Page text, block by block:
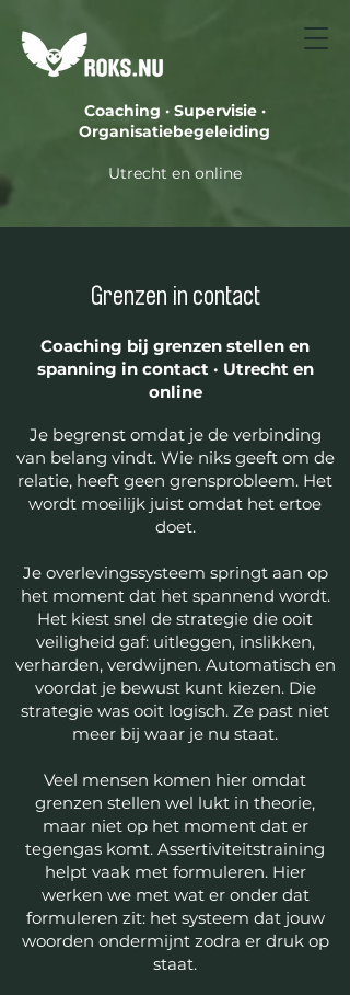
Coaching · Supervisie ·
Organisatiebegeleiding
Utrecht en online
Grenzen in contact
Coaching bij grenzen stellen en
spanning in contact · Utrecht en
online
Je begrenst omdat je de verbinding
van belang vindt. Wie niks geeft om de
relatie, heeft geen grensprobleem. Het
wordt moeilijk juist omdat het ertoe
doet.
Je overlevingssysteem springt aan op
het moment dat het spannend wordt.
Het kiest snel de strategie die ooit
veiligheid gaf: uitleggen, inslikken,
verharden, verdwijnen. Automatisch en
voordat je bewust kunt kiezen. Die
strategie was ooit logisch. Ze past niet
meer bij waar je nu staat.
Veel mensen komen hier omdat
grenzen stellen wel lukt in theorie,
maar niet op het moment dat er
tegengas komt. Assertiviteitstraining
helpt vaak met formuleren. Hier
werken we met wat er onder dat
formuleren zit: het systeem dat jouw
woorden ondermijnt zodra er druk op
staat.